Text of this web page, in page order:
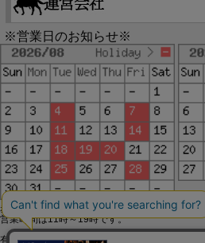
※営業日のお知らせ※
赤字で塗られた日は配送定休日です。
営業時間は11時～19時です。
有限会社ジップジップ SakuraStyle通販事業部